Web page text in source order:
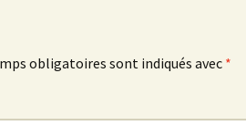
obligatoires sont indiqués avec *